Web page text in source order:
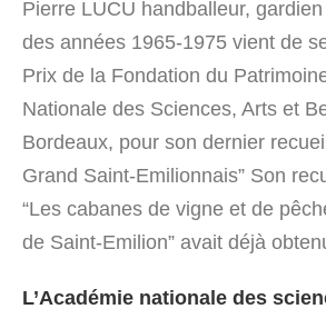
Pierre LUCU handballeur,
des années 1965-1975 vient de
Prix de la Fondation du
Nationale des Sciences, Arts et
Bordeaux, pour son dernier
Grand Saint-Emilionnais” Son
“Les cabanes de vigne et de
de Saint-Emilion” avait déjà
L’Académie nationale des